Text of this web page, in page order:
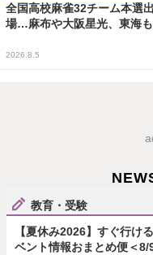
全国高校麻雀32チーム本選出
場…麻布や大阪星光、東海も
2026.8.5
教育・受験
【夏休み2026】すぐ行け
ベント情報おまとめ便＜8/